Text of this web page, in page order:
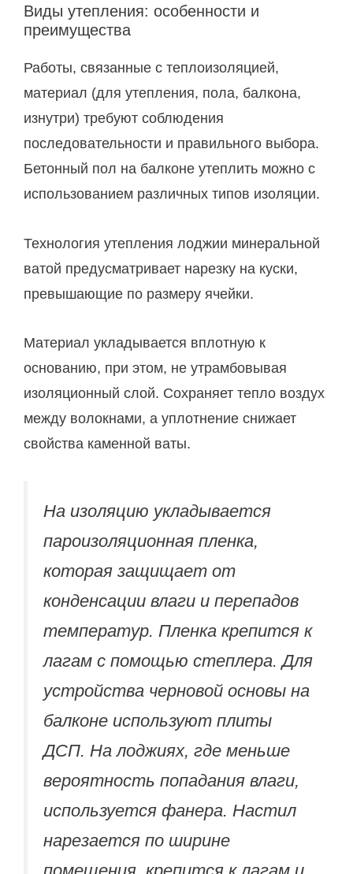
Виды утепления: особенности и
преимущества
Работы, связанные с теплоизоляцией,
материал (для утепления, пола, балкона,
изнутри) требуют соблюдения
последовательности и правильного выбора.
Бетонный пол на балконе утеплить можно с
использованием различных типов изоляции.
Технология утепления лоджии минеральной
ватой предусматривает нарезку на куски,
превышающие по размеру ячейки.
Материал укладывается вплотную к
основанию, при этом, не утрамбовывая
изоляционный слой. Сохраняет тепло воздух
между волокнами, а уплотнение снижает
свойства каменной ваты.
На изоляцию укладывается
пароизоляционная пленка,
которая защищает от
конденсации влаги и перепадов
температур. Пленка крепится к
лагам с помощью степлера. Для
устройства черновой основы на
балконе используют плиты
ДСП. На лоджиях, где меньше
вероятность попадания влаги,
используется фанера. Настил
нарезается по ширине